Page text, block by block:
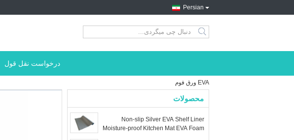
Persian
search
درخواست نقل قول
EVA ورق فوم
محصولات
Non-slip Silver EVA Shelf Liner
Moisture-proof Kitchen Mat EVA Foam